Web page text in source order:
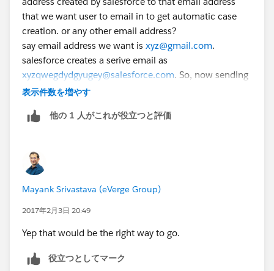
that we want user to email in to get automatic case
creation. or any other email address?
say email address we want is xyz@gmail.com.
salesforce creates a serive email as
xyzqwegdydgyugey@salesforce.com. So, now sending
email toxyzqwegdydgyugey@salesforce.com
email be remamed toxyz@gmail.com
表示件数を増やす
他の 1 人がこれが役立つと評価
Mayank Srivastava (eVerge Group)
2017年2月3日 20:49
Yep that would be the right way to go.
役立つとしてマーク